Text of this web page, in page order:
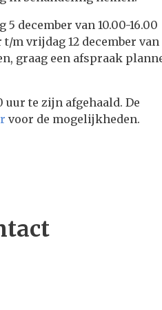
december van 10.00-16.00
t/m vrijdag 12 december van
graag een afspraak
te zijn afgehaald. De
voor de mogelijkheden.